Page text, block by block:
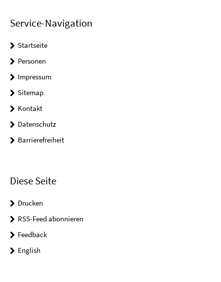
Service-Navigation
Startseite
Personen
Impressum
Sitemap
Kontakt
Datenschutz
Barrierefreiheit
Diese Seite
Drucken
RSS-Feed abonnieren
Feedback
English